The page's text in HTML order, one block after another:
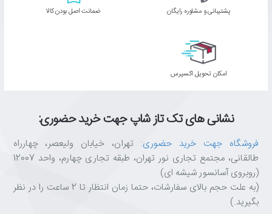
پشتیبانی و مشاوره رایگان ﺿﻤﺎﻧﺖ اﺻﻞ ﺑﻮدن ﮐﺎﻟﺎ
اﻣﮑﺎن ﺗﺤﻮﯾﻞ اﮐﺴﭙﺮس
نشانی های تک تاز شاپ جهت خرید حضوری:
فروشگاه جهت خرید حضوری: تهران، خیابان ولیعصر، چهارراه
طالقانی، مجتمع تجاری نور تهران، طبقه تجاری چهارم، واحد 12007
(روبروی آسانسور شیشه ای)
(به علت حجم بالای سفارشات، حتما زمان انتظار تا 2 ساعت را در نظر
بگیرید.)